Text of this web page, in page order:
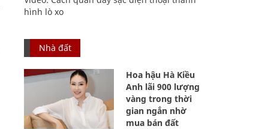
hình lò xo
Nhà đất
Hoa hậu Hà Kiều
Anh lãi 900 lượng
vàng trong thời
gian ngắn nhờ
mua bán đất